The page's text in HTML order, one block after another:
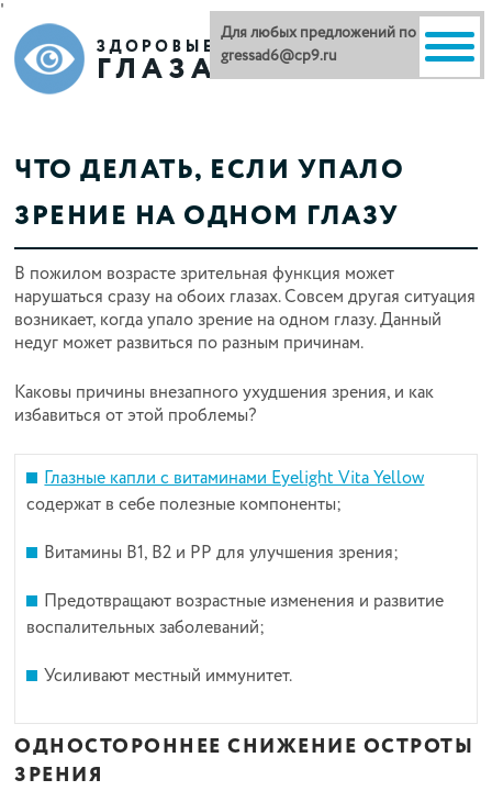
'
ЧТО ДЕЛАТЬ, ЕСЛИ УПАЛО
ЗРЕНИЕ НА ОДНОМ ГЛАЗУ
В пожилом возрасте зрительная функция может
нарушаться сразу на обоих глазах. Совсем другая ситуация
возникает, когда упало зрение на одном глазу. Данный
недуг может развиться по разным причинам.
Каковы причины внезапного ухудшения зрения, и как
избавиться от этой проблемы?
Глазные капли с витаминами Eyelight Vita Yellow
содержат в себе полезные компоненты;
Витамины В1, В2 и РР для улучшения зрения;
Предотвращают возрастные изменения и развитие
воспалительных заболеваний;
Усиливают местный иммунитет.
ОДНОСТОРОННЕЕ СНИЖЕНИЕ ОСТРОТЫ
ЗРЕНИЯ
Для любых предложений по сайту:
gressad6@cp9.ru